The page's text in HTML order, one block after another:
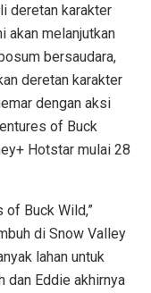
deretan karakter
akan melanjutkan
bersaudara,
deretan karakter
dengan aksi
of Buck
Hotstar mulai 28
of Buck Wild,”
di Snow Valley
lahan untuk
dan Eddie akhirnya